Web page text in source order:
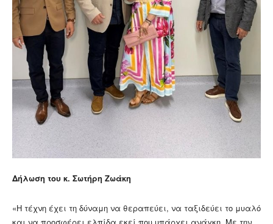
Δήλωση του κ. Σωτήρη Ζωάκη
«Η τέχνη έχει τη δύναμη να θεραπεύει, να ταξιδεύει το μυαλό